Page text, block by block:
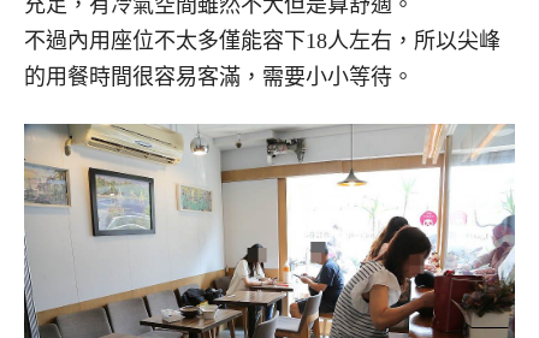
充足，有冷氣空間雖然不大但是算舒適。
不過內用座位不太多僅能容下18人左右，所以尖峰
的用餐時間很容易客滿，需要小小等待。